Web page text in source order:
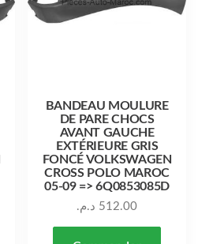
BANDEAU MOULURE
DE PARE CHOCS
AVANT GAUCHE
EXTÉRIEURE GRIS
FONCÉ VOLKSWAGEN
CROSS POLO MAROC
05-09 => 6Q0853085D
512.00 د.م.